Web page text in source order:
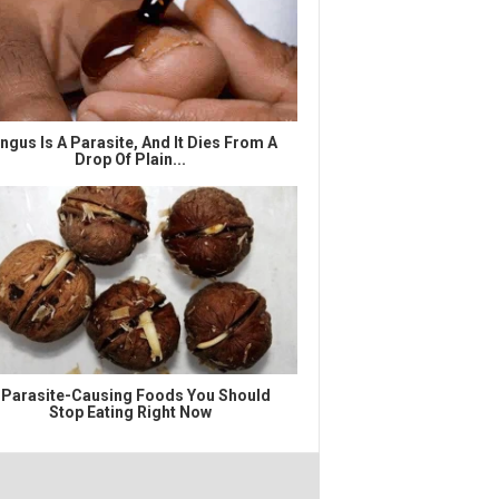
Is A Parasite, And It Dies From A
Drop Of Plain...
Causing Foods You Should
Stop Eating Right Now